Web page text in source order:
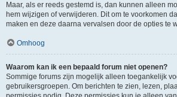
Maar, als er reeds gestemd is, dan kunnen alleen
hem wijzigen of verwijderen. Dit om te voorkomen
maken en deze daarna vervalsen door de opties te
Omhoog
Waarom kan ik een bepaald forum niet openen?
Sommige forums zijn mogelijk alleen toegankelijk
gebruikersgroepen. Om berichten te zien, lezen,